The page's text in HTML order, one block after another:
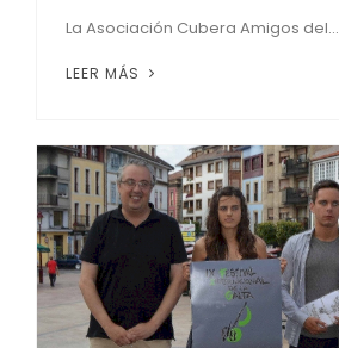
La Asociación Cubera Amigos del...
LEER MÁS